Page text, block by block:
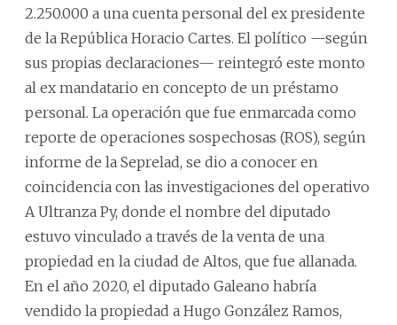
2.250.000 a una cuenta personal del ex presidente
de la República Horacio Cartes. El político —según
sus propias declaraciones— reintegró este monto
al ex mandatario en concepto de un préstamo
personal. La operación que fue enmarcada como
reporte de operaciones sospechosas (ROS), según
informe de la Seprelad, se dio a conocer en
coincidencia con las investigaciones del operativo
A Ultranza Py, donde el nombre del diputado
estuvo vinculado a través de la venta de una
propiedad en la ciudad de Altos, que fue allanada.
En el año 2020, el diputado Galeano habría
vendido la propiedad a Hugo González Ramos,